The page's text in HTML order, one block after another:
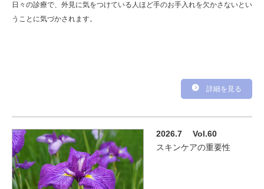
日々の診療で、外見に気をつけている人ほど手のお手入れを欠かさないとい
うことに気づかされます。
詳細を見る
2026.7 Vol.60
スキンケアの重要性